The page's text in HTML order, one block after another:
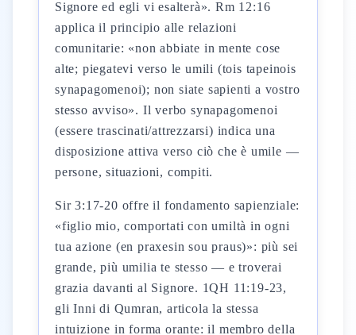
Signore ed egli vi esalterà». Rm 12:16
applica il principio alle relazioni
comunitarie: «non abbiate in mente cose
alte; piegatevi verso le umili (tois tapeinois
synapagomenoi); non siate sapienti a vostro
stesso avviso». Il verbo synapagomenoi
(essere trascinati/attrezzarsi) indica una
disposizione attiva verso ciò che è umile —
persone, situazioni, compiti.
Sir 3:17-20 offre il fondamento sapienziale:
«figlio mio, comportati con umiltà in ogni
tua azione (en praxesin sou praus)»: più sei
grande, più umilia te stesso — e troverai
grazia davanti al Signore. 1QH 11:19-23,
gli Inni di Qumran, articola la stessa
intuizione in forma orante: il membro della